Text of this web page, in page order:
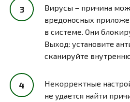
Вирусы – причина
вредоносных
в системе. Они
Выход: установите
сканируйте
Некорректные
не удается найти